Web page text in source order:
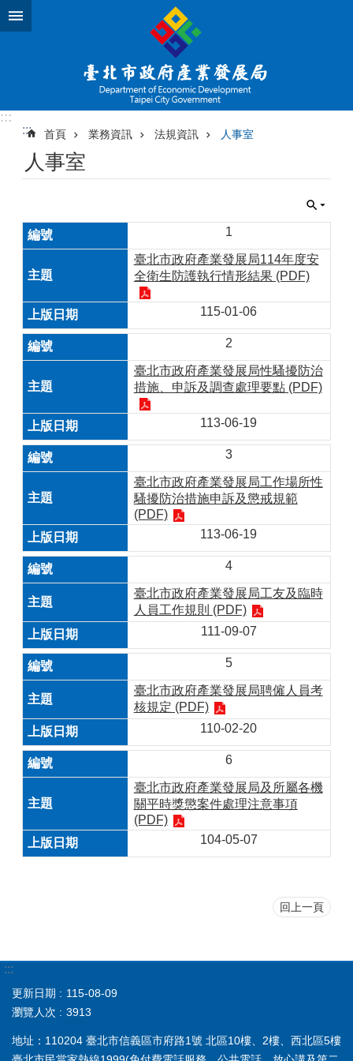
跳到主要內容區塊
:::
:::
首頁 業務資訊 法規資訊 人事室
人事室
1
臺北市政府產業發展局114年度安
全衛生防護執行情形結果 (PDF)
115-01-06
2
臺北市政府產業發展局性騷擾防治
措施、申訴及調查處理要點 (PDF)
113-06-19
3
臺北市政府產業發展局工作場所性
騷擾防治措施申訴及懲戒規範
(PDF)
113-06-19
4
臺北市政府產業發展局工友及臨時
人員工作規則 (PDF)
111-09-07
5
臺北市政府產業發展局聘僱人員考
核規定 (PDF)
110-02-20
6
臺北市政府產業發展局及所屬各機
關平時獎懲案件處理注意事項
(PDF)
104-05-07
回上一頁
:::
更新日期
115-08-09
瀏覽人次
3913
地址：110204 臺北市信義區市府路1號 北區10樓、2樓、西北區5樓